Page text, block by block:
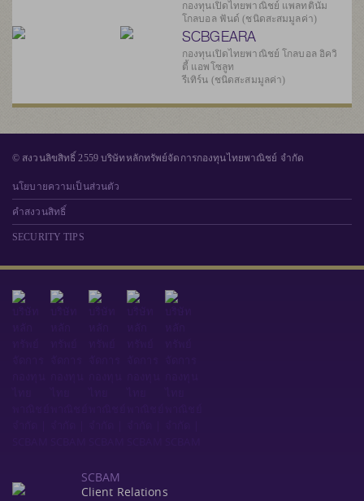
กองทุนเปิดไทยพาณิชย์ แพลทตินัม
โกลบอล ฟันด์ (ชนิดสะสมมูลค่า)
SCBGEARA
กองทุนเปิดไทยพาณิชย์ โกลบอล อิควิ
ตี้ แอพโซลูท
รีเทิร์น (ชนิดสะสมมูลค่า)
© สงวนลิขสิทธิ์ 2559 บริษัทหลักทรัพย์จัดการกองทุนไทยพาณิชย์ จำกัด
นโยบายความเป็นส่วนตัว
คำสงวนสิทธิ์
SECURITY TIPS
SCBAM
Client Relations